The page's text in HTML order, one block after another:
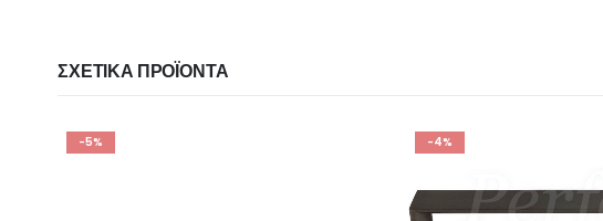
ΣΧΕΤΙΚΆ ΠΡΟΪΌΝΤΑ